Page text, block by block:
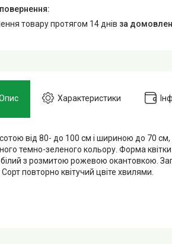
товару протягом 14 днів за
Характеристики
від 80- до 100 см і шириною до 70
темно-зеленого кольору. Форма
білий з розмитою рожевою окантовкою.
повторно квітучий цвіте хвилями.